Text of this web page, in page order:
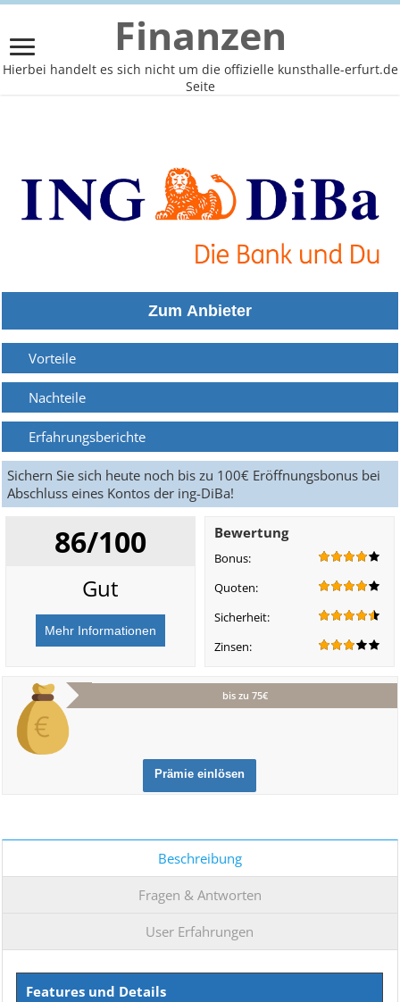
Finanzen
Hierbei handelt es sich nicht um die offizielle kunsthalle-erfurt.de
Seite
Vorteile
Nachteile
Erfahrungsberichte
Sichern Sie sich heute noch bis zu 100€ Eröffnungsbonus bei
Abschluss eines Kontos der ing-DiBa!
86/100
Gut
Bewertung
Bonus:
Quoten:
Sicherheit:
Zinsen:
bis zu 75€
Beschreibung
Fragen & Antworten
User Erfahrungen
Features und Details